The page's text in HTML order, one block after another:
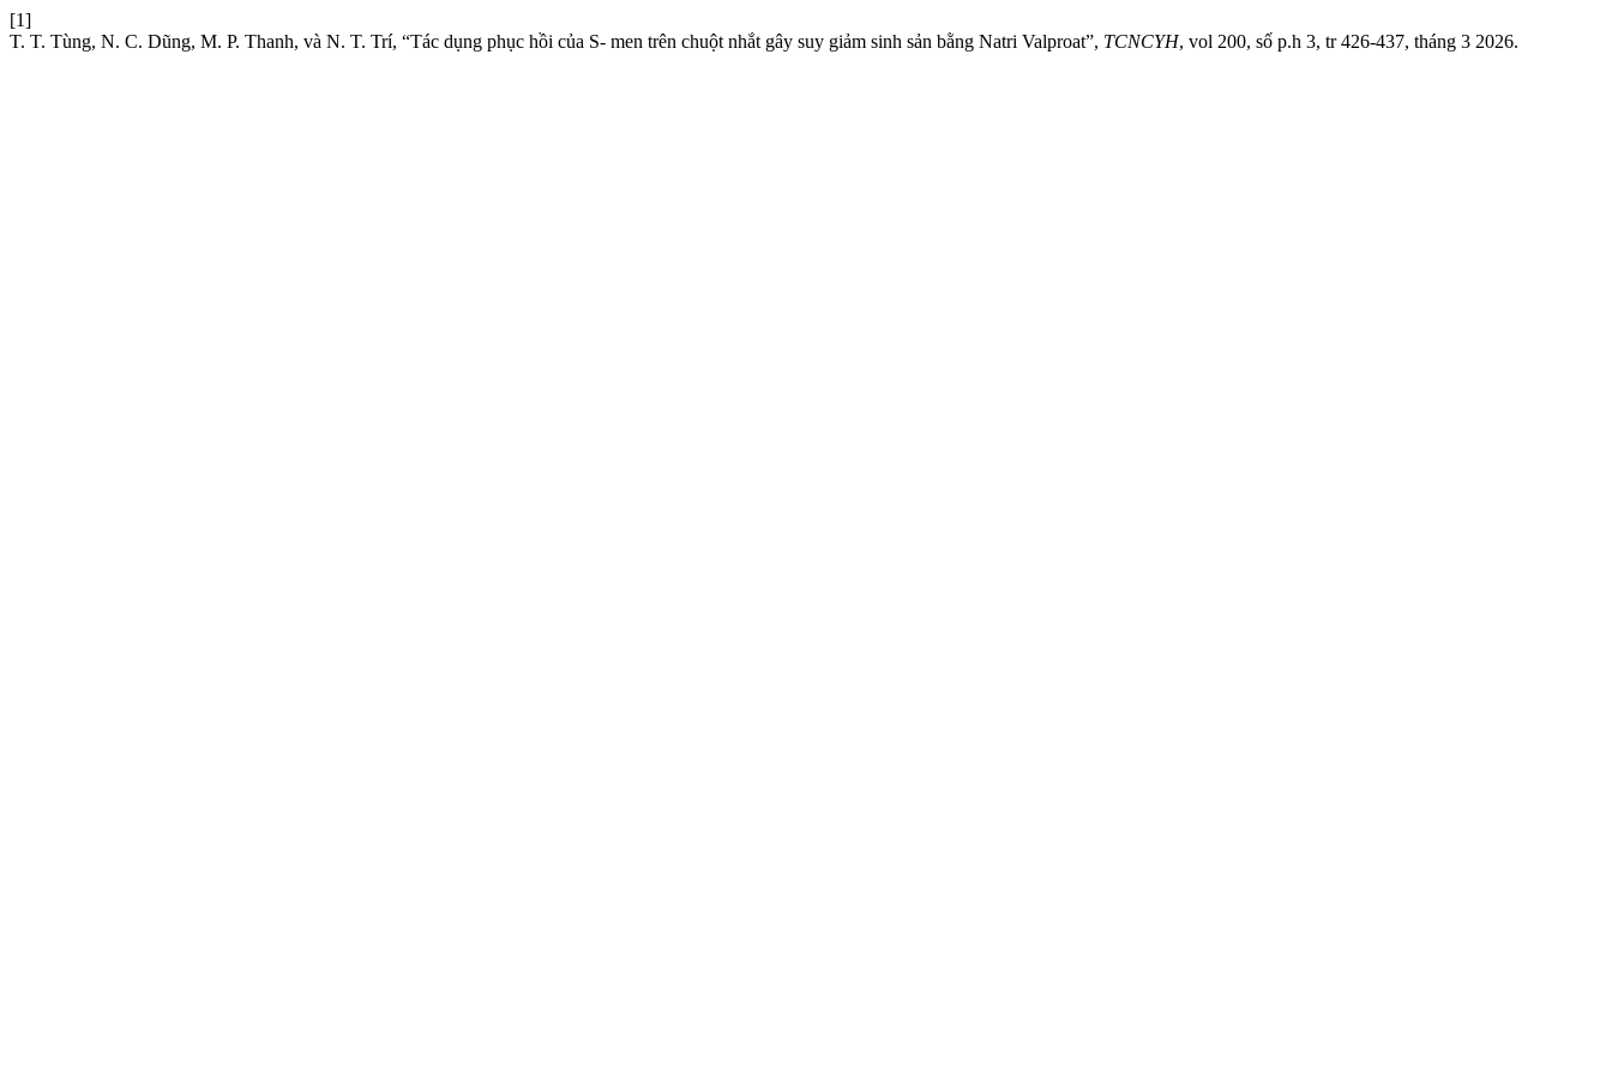
[1]
T. T. Tùng, N. C. Dũng, M. P. Thanh, và N. T. Trí, “Tác dụng phục hồi của S- men trên chuột nhắt gây suy giảm sinh sản bằng Natri Valproat”, TCNCYH, vol 200, số p.h 3, tr 426-437, tháng 3 2026.